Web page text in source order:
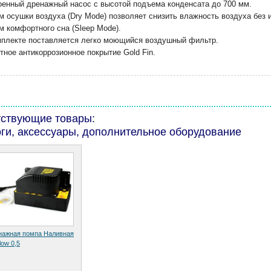
дренажный насос с высотой подъема конденсата до 700 мм.
осушки воздуха (Dry Mode) позволяет снизить влажность воздуха без
комфортного сна (Sleep Mode).
поставляется легко моющийся воздушный фильтр.
антикоррозионное покрытие Gold Fin.
товары:
аксессуары, дополнительное оборудование
помпа Наливная
0,5